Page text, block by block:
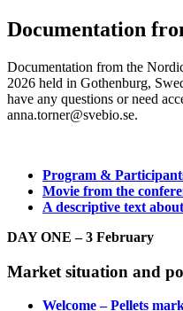
Documentation
Documentation from the
2026 held in Gothenburg,
have any questions or need
anna.torner@svebio.se.
Program &
Movie from the
A descriptive text
DAY ONE – 3 February
Market situation and
Welcome – Pellets